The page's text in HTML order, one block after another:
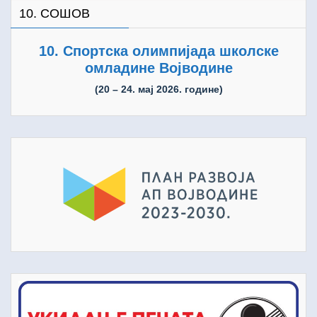
10. СОШОВ
10. Спортска олимпијада школске
омладине Војводине
(20 – 24. мај 2026. године)